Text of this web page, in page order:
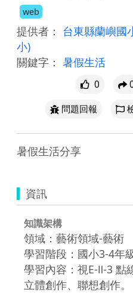
web
提供者： 台東縣蘭嶼國
小)
關鍵字： 暑假生活
0
問題回報
暑假生活分享
資訊
知識架構
領域：藝術領域-藝術
學習階段：國小3-4年
學習內容：視E-Ⅱ-3 點
立體創作、聯想創作。